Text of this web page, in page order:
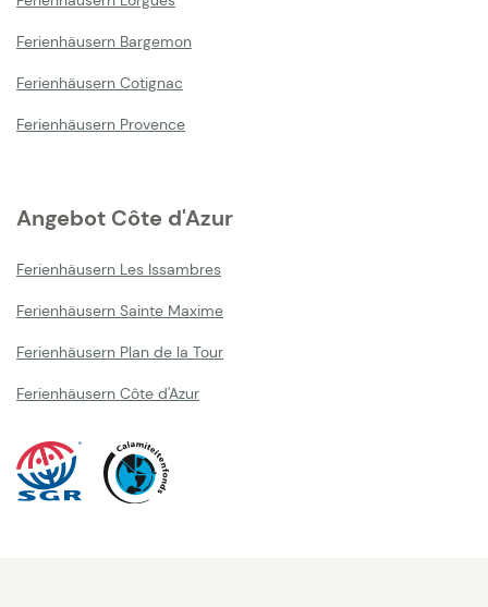
Ferienhäusern Bargemon
Ferienhäusern Cotignac
Ferienhäusern Provence
Angebot Côte d'Azur
Ferienhäusern Les Issambres
Ferienhäusern Sainte Maxime
Ferienhäusern Plan de la Tour
Ferienhäusern Côte d'Azur